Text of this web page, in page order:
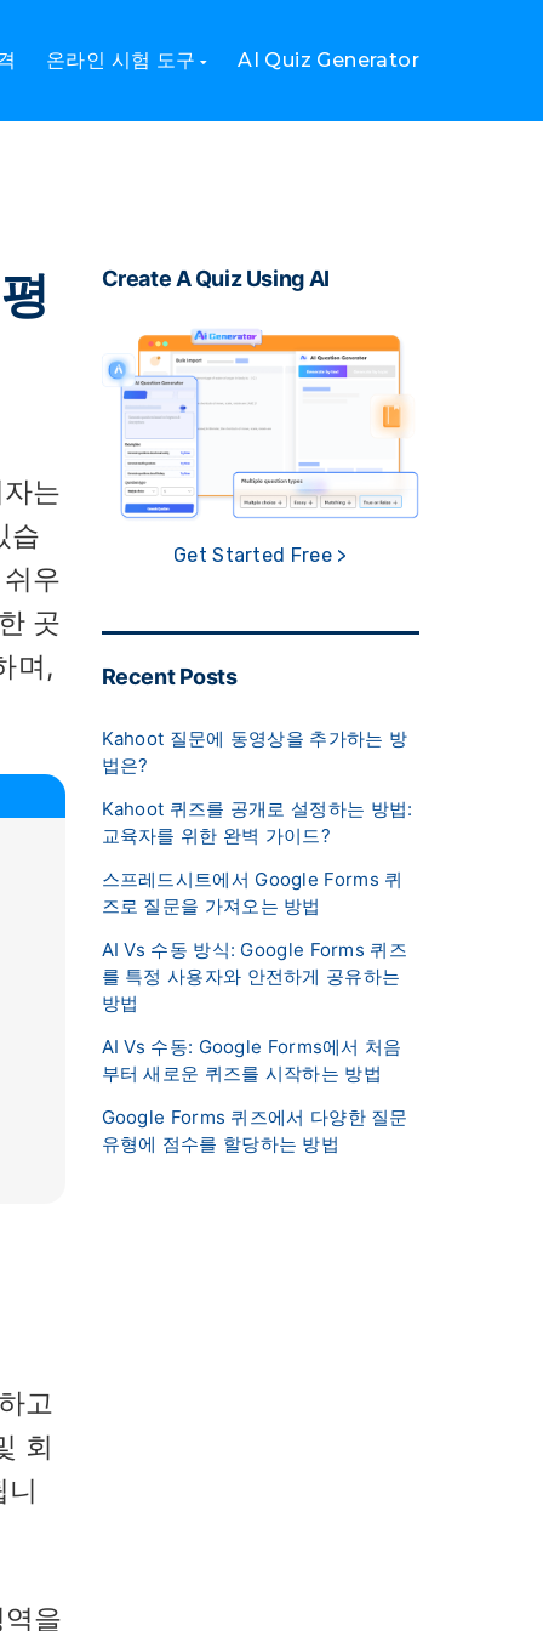
온라인 시험 도구 AI Quiz Generator
는
습
우
곳
며,
고
회
을
Create A Quiz Using AI
Get Started Free >
Recent Posts
Kahoot 질문에 동영상을 추가하는 방
법은?
Kahoot 퀴즈를 공개로 설정하는 방법:
교육자를 위한 완벽 가이드?
스프레드시트에서 Google Forms 퀴
즈로 질문을 가져오는 방법
AI Vs 수동 방식: Google Forms 퀴즈
를 특정 사용자와 안전하게 공유하는
방법
AI Vs 수동: Google Forms에서 처음
부터 새로운 퀴즈를 시작하는 방법
Google Forms 퀴즈에서 다양한 질문
유형에 점수를 할당하는 방법